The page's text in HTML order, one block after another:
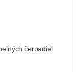
čerpadiel